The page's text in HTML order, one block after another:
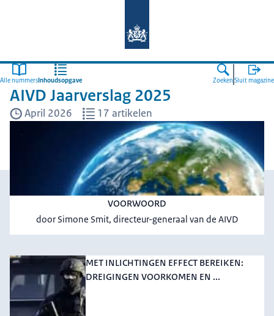
Alle nummers Inhoudsopgave Zoeken Sluit magazine
AIVD Jaarverslag 2025
April 2026 17 artikelen
VOORWOORD
door Simone Smit, directeur-generaal van de AIVD
MET INLICHTINGEN EFFECT BEREIKEN:
DREIGINGEN VOORKOMEN EN ...